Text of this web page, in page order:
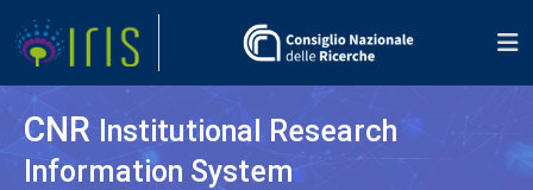
CNR Institutional Research
Information System